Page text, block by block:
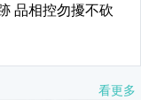
看更多